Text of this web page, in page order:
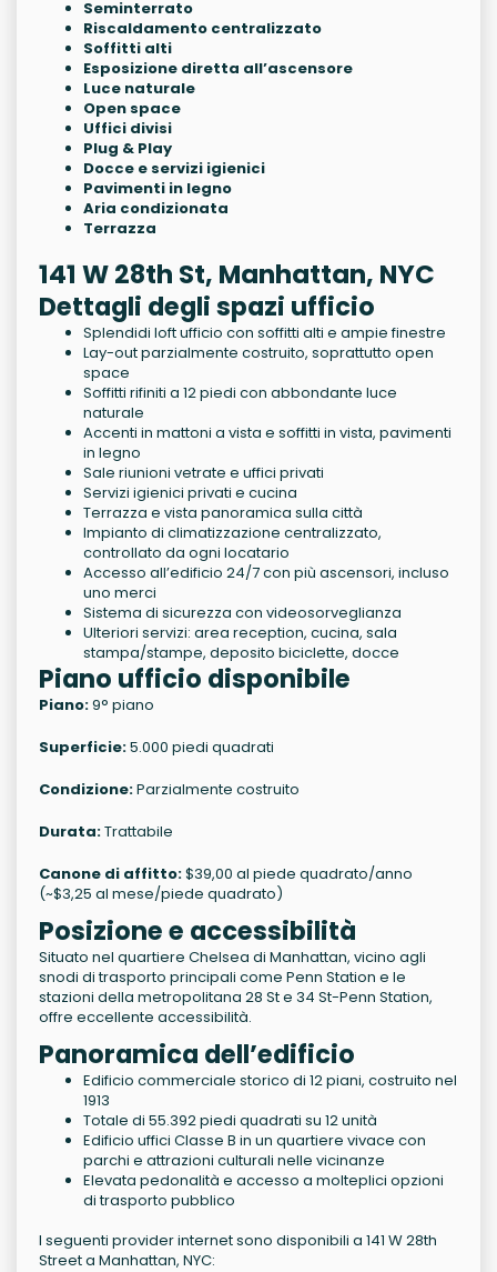
Seminterrato
Riscaldamento centralizzato
Soffitti alti
Esposizione diretta all’ascensore
Luce naturale
Open space
Uffici divisi
Plug & Play
Docce e servizi igienici
Pavimenti in legno
Aria condizionata
Terrazza
141 W 28th St, Manhattan, NYC
Dettagli degli spazi ufficio
Splendidi loft ufficio con soffitti alti e ampie finestre
Lay-out parzialmente costruito, soprattutto open
space
Soffitti rifiniti a 12 piedi con abbondante luce
naturale
Accenti in mattoni a vista e soffitti in vista, pavimenti
in legno
Sale riunioni vetrate e uffici privati
Servizi igienici privati e cucina
Terrazza e vista panoramica sulla città
Impianto di climatizzazione centralizzato,
controllato da ogni locatario
Accesso all’edificio 24/7 con più ascensori, incluso
uno merci
Sistema di sicurezza con videosorveglianza
Ulteriori servizi: area reception, cucina, sala
stampa/stampe, deposito biciclette, docce
Piano ufficio disponibile
Piano:9° piano
Superficie:5.000 piedi quadrati
Condizione:Parzialmente costruito
Durata:Trattabile
Canone di affitto:$39,00 al piede quadrato/anno
(~$3,25 al mese/piede quadrato)
Posizione e accessibilità
Situato nel quartiere Chelsea di Manhattan, vicino agli
snodi di trasporto principali come Penn Station e le
stazioni della metropolitana 28 St e 34 St-Penn Station,
offre eccellente accessibilità.
Panoramica dell’edificio
Edificio commerciale storico di 12 piani, costruito nel
1913
Totale di 55.392 piedi quadrati su 12 unità
Edificio uffici Classe B in un quartiere vivace con
parchi e attrazioni culturali nelle vicinanze
Elevata pedonalità e accesso a molteplici opzioni
di trasporto pubblico
I seguenti provider internet sono disponibili a 141 W 28th
Street a Manhattan, NYC: